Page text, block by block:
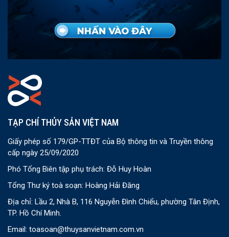
TẠP CHÍ THỦY SẢN VIỆT NAM
Giấy phép số 179/GP-TTĐT của Bộ thông tin và Truyền thông
cấp ngày 25/09/2020
Phó Tổng Biên tập phụ trách: Đỗ Huy Hoàn
Tổng Thư ký toà soạn: Hoàng Hải Đăng
Địa chỉ: Lầu 2, Nhà B, 116 Nguyễn Đình Chiểu, phường Tân Định,
TP. Hồ Chí Minh.
Email: toasoan@thuysanvietnam.com.vn